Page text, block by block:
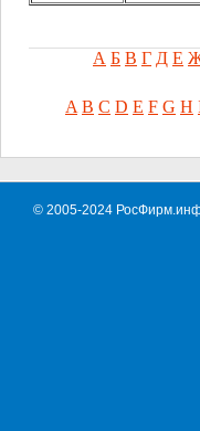
А Б В Г Д Е
A B C D E F G H
© 2005-2024